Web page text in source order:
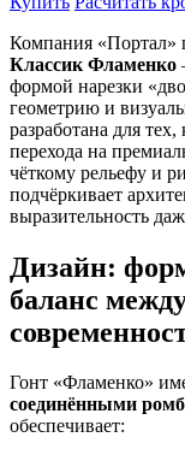
Компания «Портал»
Классик Фламенко
формой нарезки
геометрию и
разработана для
перехода на
чёткому рельефу и
подчёркивает
выразительность
Дизайн:
баланс
Гонт «Фламенко»
соединёнными
обеспечивает: